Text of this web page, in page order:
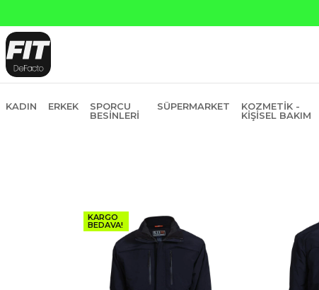
KADIN ERKEK
SPORCU
BESINLERI
SÜPERMARKET
KOZMETIK -
KIŞISEL BAKIM
KARGO
BEDAVA!